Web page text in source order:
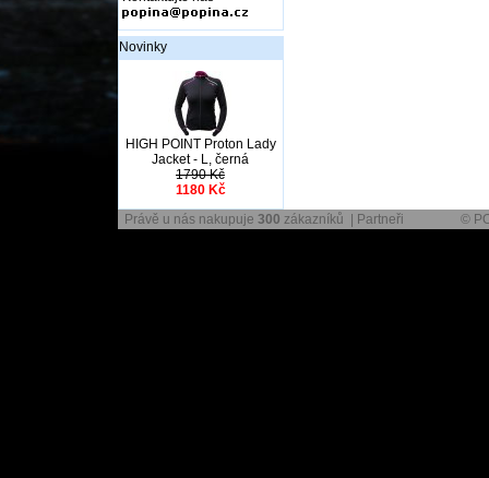
Novinky
HIGH POINT Proton Lady
Jacket - L, černá
1790 Kč
1180 Kč
Právě u nás nakupuje 300 zákazníků | Partneři ©